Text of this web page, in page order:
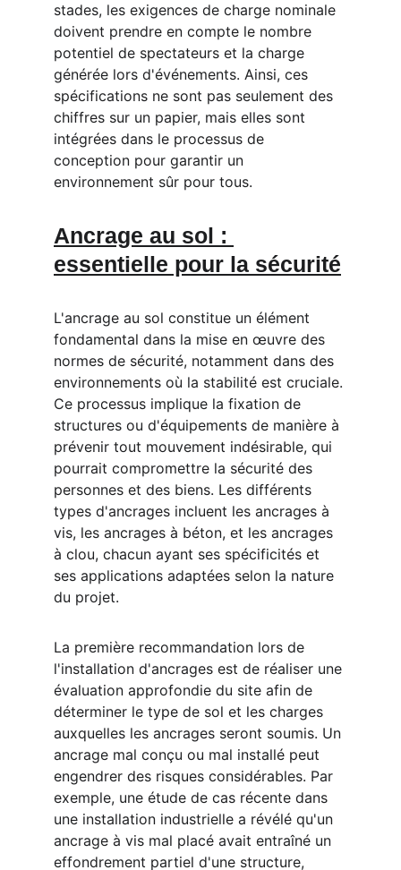
stades, les exigences de charge nominale
doivent prendre en compte le nombre
potentiel de spectateurs et la charge
générée lors d'événements. Ainsi, ces
spécifications ne sont pas seulement des
chiffres sur un papier, mais elles sont
intégrées dans le processus de
conception pour garantir un
environnement sûr pour tous.
Ancrage au sol :
essentielle pour la sécurité
L'ancrage au sol constitue un élément
fondamental dans la mise en œuvre des
normes de sécurité, notamment dans des
environnements où la stabilité est cruciale.
Ce processus implique la fixation de
structures ou d'équipements de manière à
prévenir tout mouvement indésirable, qui
pourrait compromettre la sécurité des
personnes et des biens. Les différents
types d'ancrages incluent les ancrages à
vis, les ancrages à béton, et les ancrages
à clou, chacun ayant ses spécificités et
ses applications adaptées selon la nature
du projet.
La première recommandation lors de
l'installation d'ancrages est de réaliser une
évaluation approfondie du site afin de
déterminer le type de sol et les charges
auxquelles les ancrages seront soumis. Un
ancrage mal conçu ou mal installé peut
engendrer des risques considérables. Par
exemple, une étude de cas récente dans
une installation industrielle a révélé qu'un
ancrage à vis mal placé avait entraîné un
effondrement partiel d'une structure,